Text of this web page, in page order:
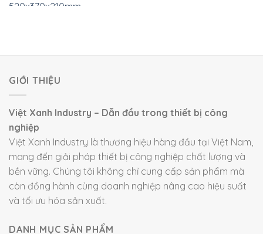
GIỚI THIỆU
Việt Xanh Industry – Dẫn đầu trong thiết bị công
nghiệp
Việt Xanh Industry là thương hiệu hàng đầu tại Việt Nam,
mang đến giải pháp thiết bị công nghiệp chất lượng và
bền vững. Chúng tôi không chỉ cung cấp sản phẩm mà
còn đồng hành cùng doanh nghiệp nâng cao hiệu suất
và tối ưu hóa sản xuất.
DANH MỤC SẢN PHẨM